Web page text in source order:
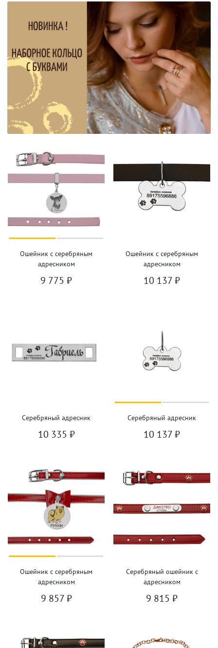
Ошейник с серебряным
адресником
9 775 ₽
Ошейник с серебряным
адресником
10 137₽
Серебряный адресник
10 335 ₽
Серебряный адресник
10 137₽
Ошейник с серебряным
адресником
9 857 ₽
Серебряный ошейник с
адресником
9 815 ₽